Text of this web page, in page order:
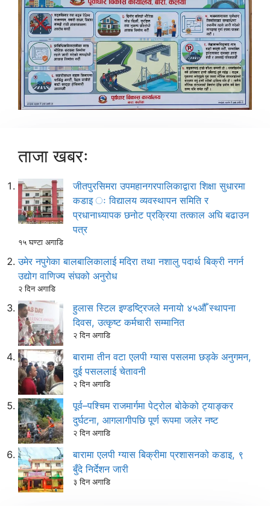
ताजा खबरः
जीतपुरसिमरा उपमहानगरपालिकाद्वारा शिक्षा सुधारमा
कडाइ ः विद्यालय व्यवस्थापन समिति र
प्रधानाध्यापक छनोट प्रक्रिया तत्काल अघि बढाउन
पत्र
१५ घण्टा अगाडि
उमेर नपुगेका बालबालिकालाई मदिरा तथा नशालु पदार्थ बिक्री नगर्न
उद्योग वाणिज्य संघको अनुरोध
२ दिन अगाडि
हुलास स्टिल इण्डष्ट्रिजले मनायो ४५औँ स्थापना
दिवस, उत्कृष्ट कर्मचारी सम्मानित
२ दिन अगाडि
बारामा तीन वटा एलपी ग्यास पसलमा छड्के अनुगमन,
दुई पसललाई चेतावनी
२ दिन अगाडि
पूर्व–पश्चिम राजमार्गमा पेट्रोल बोकेको ट्याङ्कर
दुर्घटना, आगलागीपछि पूर्ण रूपमा जलेर नष्ट
२ दिन अगाडि
बारामा एलपी ग्यास बिक्रीमा प्रशासनको कडाइ, ९
बुँदे निर्देशन जारी
३ दिन अगाडि